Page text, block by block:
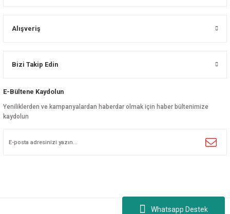
Whatsapp Destek
Alışveriş
Bizi Takip Edin
E-Bültene Kaydolun
Yeniliklerden ve kampanyalardan haberdar olmak için haber bültenimize
kaydolun